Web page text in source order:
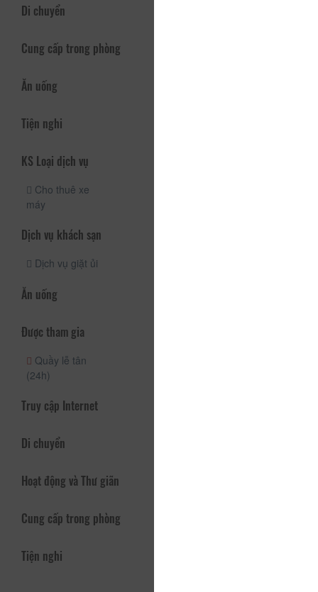
Di chuyển
Cung cấp trong phòng
Ăn uống
Tiện nghi
KS Loại dịch vụ
Cho thuê xe
máy
Dịch vụ khách sạn
Dịch vụ giặt ủi
Ăn uống
Được tham gia
Quầy lễ tân
(24h)
Truy cập Internet
Di chuyển
Hoạt động và Thư giãn
Cung cấp trong phòng
Tiện nghi